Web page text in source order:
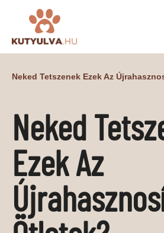
KUTYULVA – HÍREK
CUKI ÉLETKÉPEK
ÁLLATI
ÁLLATI ELEDELEK ÁLLATI
ÁLLATI SZOLGÁLTATÁSOK
Neked Tetszenek Ezek Az
Neked
Ezek Az